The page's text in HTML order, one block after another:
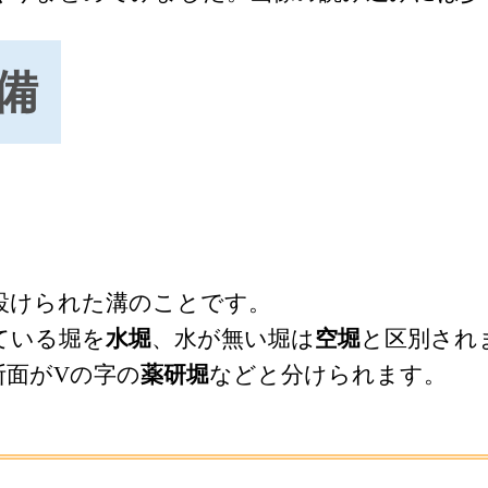
られた溝のことです。
いる堀を水堀、水が無い堀は空堀と区別され
面がVの字の薬研堀などと分けられます。